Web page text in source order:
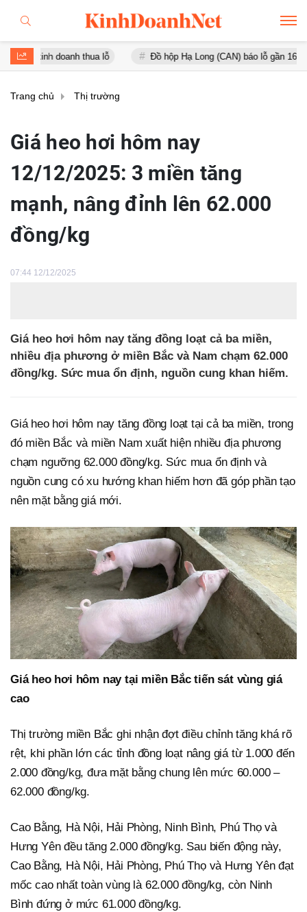
thua lỗ Đồ hộp Hạ Long (CAN) báo lỗ gần 16 tỷ đồng, tài
Trang chủ Thị trường
Giá heo hơi hôm nay
12/12/2025: 3 miền tăng
mạnh, nâng đỉnh lên 62.000
đồng/kg
07:44 12/12/2025
Giá heo hơi hôm nay tăng đồng loạt cả ba miền,
nhiều địa phương ở miền Bắc và Nam chạm 62.000
đồng/kg. Sức mua ổn định, nguồn cung khan hiếm.
Giá heo hơi hôm nay tăng đồng loạt tại cả ba miền, trong
đó miền Bắc và miền Nam xuất hiện nhiều địa phương
chạm ngưỡng 62.000 đồng/kg. Sức mua ổn định và
nguồn cung có xu hướng khan hiếm hơn đã góp phần tạo
nên mặt bằng giá mới.
Giá heo hơi hôm nay tại miền Bắc tiến sát vùng giá
cao
Thị trường miền Bắc ghi nhận đợt điều chỉnh tăng khá rõ
rệt, khi phần lớn các tỉnh đồng loạt nâng giá từ 1.000 đến
2.000 đồng/kg, đưa mặt bằng chung lên mức 60.000 –
62.000 đồng/kg.
Cao Bằng, Hà Nội, Hải Phòng, Ninh Bình, Phú Thọ và
Hưng Yên đều tăng 2.000 đồng/kg. Sau biến động này,
Cao Bằng, Hà Nội, Hải Phòng, Phú Thọ và Hưng Yên đạt
mốc cao nhất toàn vùng là 62.000 đồng/kg, còn Ninh
Bình đứng ở mức 61.000 đồng/kg.